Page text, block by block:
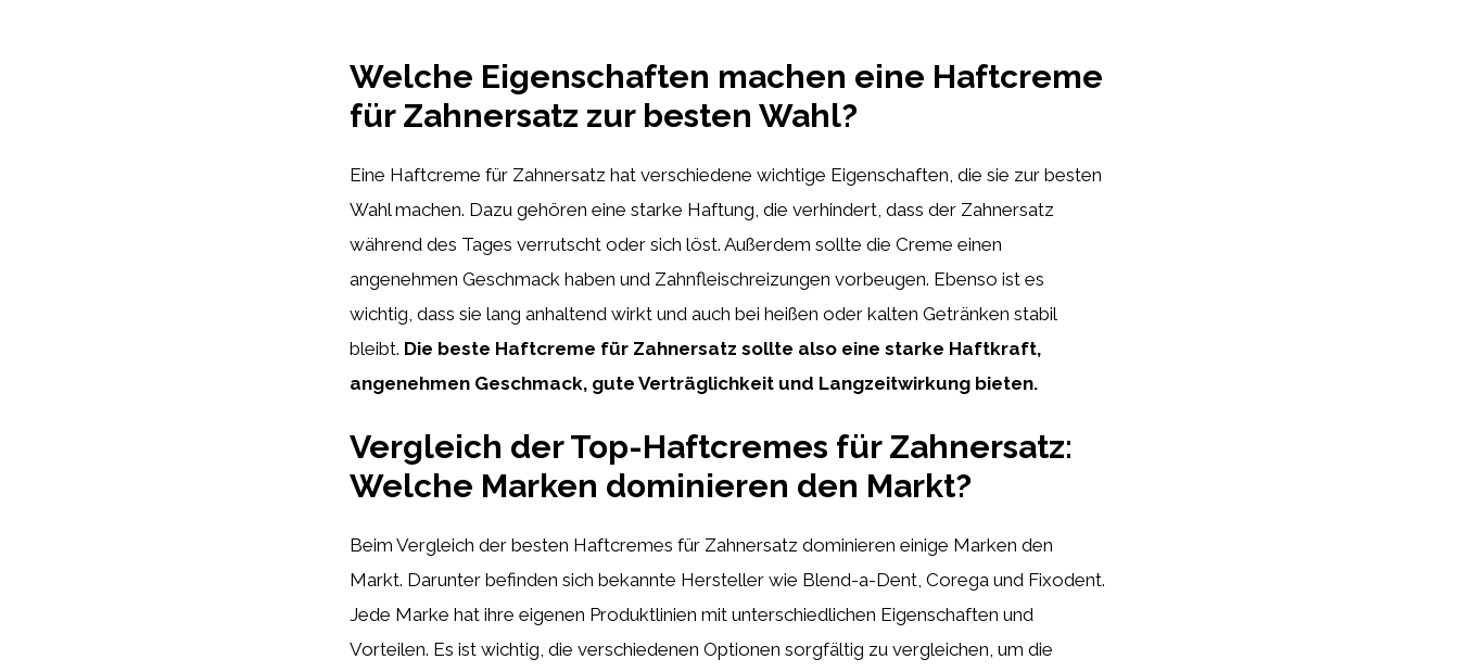
Welche Eigenschaften machen eine Haftcreme
für Zahnersatz zur besten Wahl?
Eine Haftcreme für Zahnersatz hat verschiedene wichtige Eigenschaften, die sie zur besten
Wahl machen. Dazu gehören eine starke Haftung, die verhindert, dass der Zahnersatz
während des Tages verrutscht oder sich löst. Außerdem sollte die Creme einen
angenehmen Geschmack haben und Zahnfleischreizungen vorbeugen. Ebenso ist es
wichtig, dass sie lang anhaltend wirkt und auch bei heißen oder kalten Getränken stabil
bleibt. Die beste Haftcreme für Zahnersatz sollte also eine starke Haftkraft,
angenehmen Geschmack, gute Verträglichkeit und Langzeitwirkung bieten.
Vergleich der Top-Haftcremes für Zahnersatz:
Welche Marken dominieren den Markt?
Beim Vergleich der besten Haftcremes für Zahnersatz dominieren einige Marken den
Markt. Darunter befinden sich bekannte Hersteller wie Blend-a-Dent, Corega und Fixodent.
Jede Marke hat ihre eigenen Produktlinien mit unterschiedlichen Eigenschaften und
Vorteilen. Es ist wichtig, die verschiedenen Optionen sorgfältig zu vergleichen, um die